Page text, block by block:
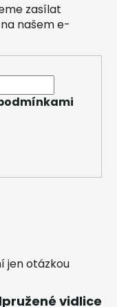
zasílat
našem e-
jen otázkou
vidlice